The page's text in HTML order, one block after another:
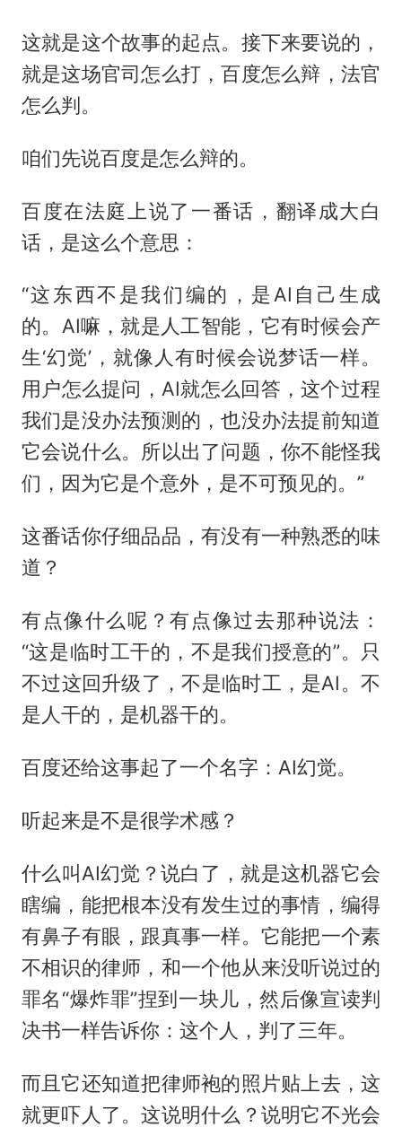
这就是这个故事的起点。接下来要说的，
就是这场官司怎么打，百度怎么辩，法官
怎么判。
咱们先说百度是怎么辩的。
百度在法庭上说了一番话，翻译成大白
话，是这么个意思：
“这东西不是我们编的，是AI自己生成
的。AI嘛，就是人工智能，它有时候会产
生‘幻觉’，就像人有时候会说梦话一样。
用户怎么提问，AI就怎么回答，这个过程
我们是没办法预测的，也没办法提前知道
它会说什么。所以出了问题，你不能怪我
们，因为它是个意外，是不可预见的。”
这番话你仔细品品，有没有一种熟悉的味
道？
有点像什么呢？有点像过去那种说法：
“这是临时工干的，不是我们授意的”。只
不过这回升级了，不是临时工，是AI。不
是人干的，是机器干的。
百度还给这事起了一个名字：AI幻觉。
听起来是不是很学术感？
什么叫AI幻觉？说白了，就是这机器它会
瞎编，能把根本没有发生过的事情，编得
有鼻子有眼，跟真事一样。它能把一个素
不相识的律师，和一个他从来没听说过的
罪名“爆炸罪”捏到一块儿，然后像宣读判
决书一样告诉你：这个人，判了三年。
而且它还知道把律师袍的照片贴上去，这
就更吓人了。这说明什么？说明它不光会